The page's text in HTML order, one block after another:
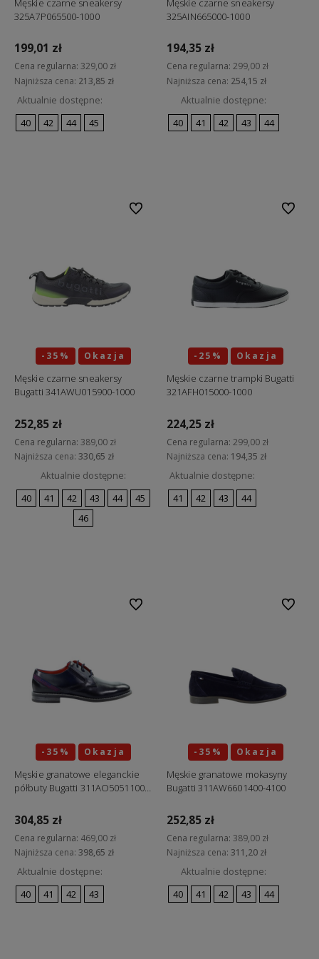
Męskie czarne sneakersy
325A7P065500-1000
199,01 zł
Cena regularna: 329,00 zł
Najniższa cena: 213,85 zł
Aktualnie dostępne:
40
42 44 45
Męskie czarne sneakersy
325AIN665000-1000
194,35 zł
Cena regularna: 299,00 zł
Najniższa cena: 254,15 zł
Aktualnie dostępne:
40
41 42 43 44
-35% Okazja
Męskie czarne sneakersy
Bugatti 341AWU015900-1000
252,85 zł
Cena regularna: 389,00 zł
Najniższa cena: 330,65 zł
Aktualnie dostępne:
40
41 42 43 44
45
46
Do ulubionych
-25% Okazja
Męskie czarne trampki Bugatti
321AFH015000-1000
224,25 zł
Cena regularna: 299,00 zł
Najniższa cena: 194,35 zł
Aktualnie dostępne:
41
42 43 44
Do
-35% Okazja
Męskie granatowe eleganckie
półbuty Bugatti 311AO5051100-
304,85 zł
Cena regularna: 469,00 zł
Najniższa cena: 398,65 zł
Aktualnie dostępne:
40
41 42 43
Do ulubionych
-35% Okazja
Męskie granatowe mokasyny
Bugatti 311AW6601400-4100
252,85 zł
Cena regularna: 389,00 zł
Najniższa cena: 311,20 zł
Aktualnie dostępne:
40
41 42 43 44
Do